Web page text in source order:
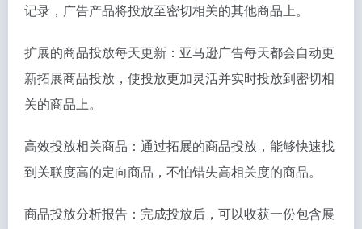
记录，广告产品将投放至密切相关的其他商品上。
扩展的商品投放每天更新：亚马逊广告每天都会自动更
新拓展商品投放，使投放更加灵活并实时投放到密切相
关的商品上。
高效投放相关商品：通过拓展的商品投放，能够快速找
到关联度高的定向商品，不怕错失高相关度的商品。
商品投放分析报告：完成投放后，可以收获一份包含展